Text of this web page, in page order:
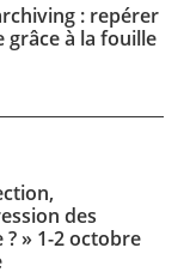
: repérer
grâce à la fouille
des
» 1-2 octobre